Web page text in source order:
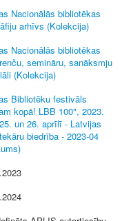
Nacionālās bibliotēkas
arhīvs (Kolekcija)
Nacionālās bibliotēkas
semināru, sanāksmju
(Kolekcija)
Bibliotēku festivāls
kopā! LBB 100", 2023.
un 26. aprīlī - Latvijas
biedrība - 2023-04